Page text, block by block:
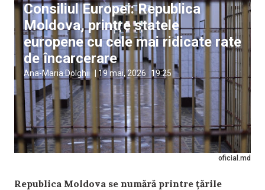
oficial.md
Consiliul Europei: Republica
Moldova, printre statele
europene cu cele mai ridicate rate
de încarcerare
Ana-Maria Dolghii 19 mai, 2026 19:25
Republica Moldova se numără printre țările